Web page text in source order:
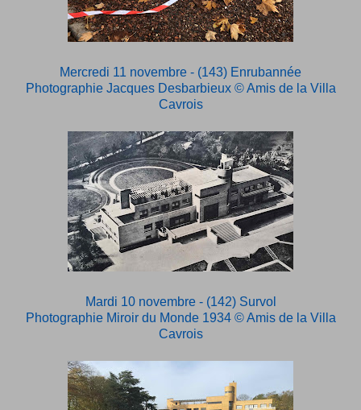
Mercredi 11 novembre - (143) Enrubannée
Photographie Jacques Desbarbieux© Amis de la Villa
Cavrois
Mardi 10 novembre - (142) Survol
Photographie Miroir du Monde 1934© Amis de la Villa
Cavrois